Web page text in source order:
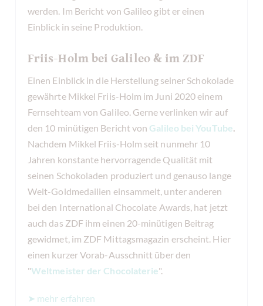
werden. Im Bericht von Galileo gibt er einen
Einblick in seine Produktion.
Friis-Holm bei Galileo & im ZDF
Einen Einblick in die Herstellung seiner Schokolade
gewährte Mikkel Friis-Holm im Juni 2020 einem
Fernsehteam von Galileo. Gerne verlinken wir auf
den 10 minütigen Bericht von Galileo bei YouTube.
Nachdem Mikkel Friis-Holm seit nunmehr 10
Jahren konstante hervorragende Qualität mit
seinen Schokoladen produziert und genauso lange
Welt-Goldmedailien einsammelt, unter anderen
bei den International Chocolate Awards, hat jetzt
auch das ZDF ihm einen 20-minütigen Beitrag
gewidmet, im ZDF Mittagsmagazin erscheint. Hier
einen kurzer Vorab-Ausschnitt über den
"Weltmeister der Chocolaterie".
➤ mehr erfahren